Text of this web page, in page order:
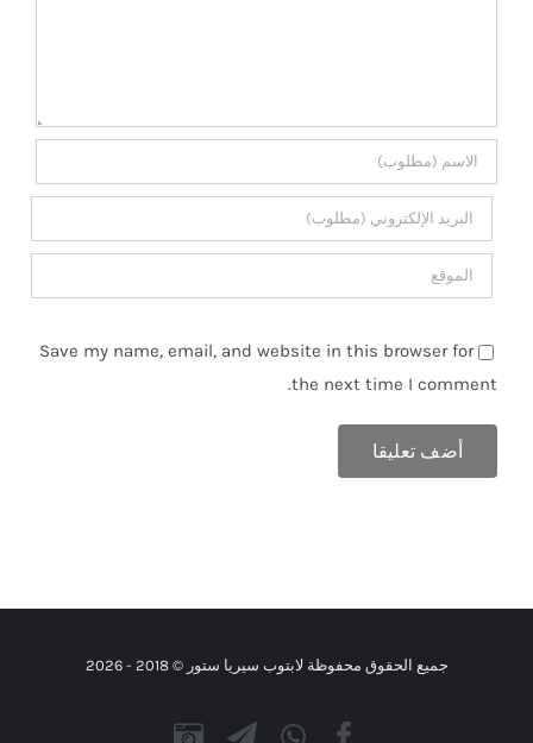
Save my name, email, and website in this browser for
the next time I comment.
جميع الحقوق محفوظة لابتوب سيريا ستور © 2018 - 2026
Facebook
WhatsApp
Telegram